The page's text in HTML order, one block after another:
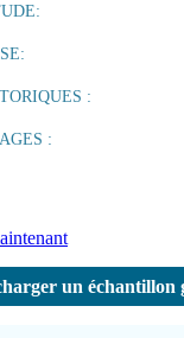
:
:
un échantillon